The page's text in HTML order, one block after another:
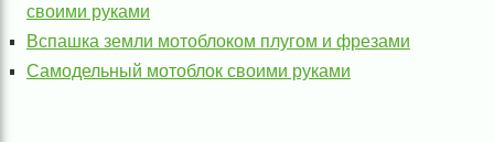
своими руками
Вспашка земли мотоблоком плугом и фрезами
Самодельный мотоблок своими руками